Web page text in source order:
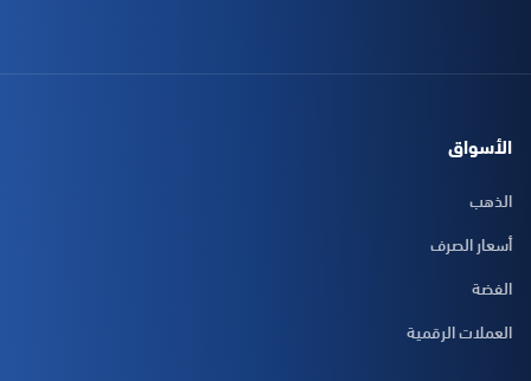
الأسواق
الذهب
أسعار الصرف
الفضة
العملات الرقمية